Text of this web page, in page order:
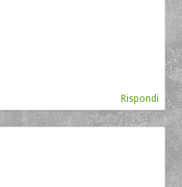
Rispondi